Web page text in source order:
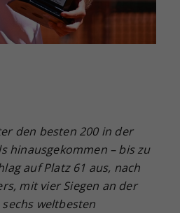
den besten 200 in der
hinausgekommen – bis zu
auf Platz 61 aus, nach
mit vier Siegen an der
weltbesten